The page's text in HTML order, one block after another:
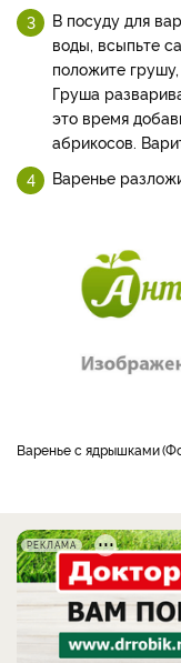
В посуду для
воды, всыпьте
положите
Груша
это время
абрикосов.
Варенье
Варенье с ядрышками
РЕКЛАМА